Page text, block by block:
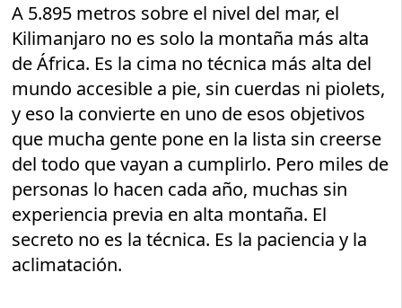
A 5.895 metros sobre el nivel del mar, el
Kilimanjaro no es solo la montaña más alta
de África. Es la cima no técnica más alta del
mundo accesible a pie, sin cuerdas ni piolets,
y eso la convierte en uno de esos objetivos
que mucha gente pone en la lista sin creerse
del todo que vayan a cumplirlo. Pero miles de
personas lo hacen cada año, muchas sin
experiencia previa en alta montaña. El
secreto no es la técnica. Es la paciencia y la
aclimatación.